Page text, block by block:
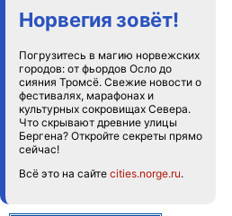
Норвегия зовёт!
Погрузитесь в магию норвежских
городов: от фьордов Осло до
сияния Тромсё. Свежие новости о
фестивалях, марафонах и
культурных сокровищах Севера.
Что скрывают древние улицы
Бергена? Откройте секреты прямо
сейчас!
Всё это на сайте cities.norge.ru.